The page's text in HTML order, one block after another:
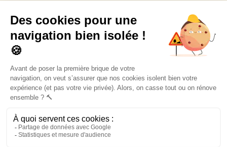
un catalogue de
conseils et inspirations